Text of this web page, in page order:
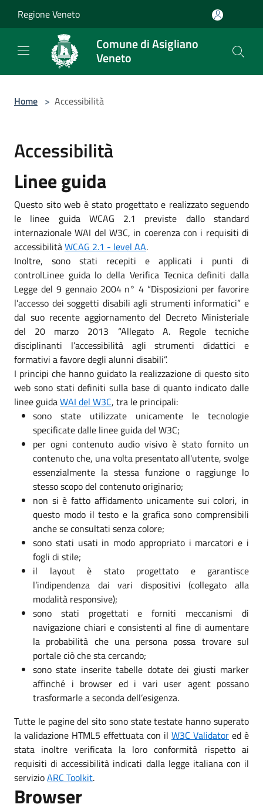
Regione Veneto
Comune di Asigliano
Veneto
Home > Accessibilità
Accessibilità
Linee guida
Questo sito web è stato progettato e realizzato seguendo
le linee guida WCAG 2.1 previste dallo standard
internazionale WAI del W3C, in coerenza con i requisiti di
accessibilitàWCAG 2.1 - level AA.
Inoltre, sono stati recepiti e applicati i punti di
controlLinee guida lo della Verifica Tecnica definiti dalla
Legge del 9 gennaio 2004 n° 4 “Disposizioni per favorire
l’accesso dei soggetti disabili agli strumenti informatici” e
dal suo recente aggiornamento del Decreto Ministeriale
del 20 marzo 2013 “Allegato A. Regole tecniche
disciplinanti l’accessibilità agli strumenti didattici e
formativi a favore degli alunni disabili”.
I principi che hanno guidato la realizzazione di questo sito
web sono stati definiti sulla base di quanto indicato dalle
linee guidaWAI del W3C, tra le principali:
sono state utilizzate unicamente le tecnologie
specificate dalle linee guida del W3C;
per ogni contenuto audio visivo è stato fornito un
contenuto che, una volta presentato all'utente, svolge
essenzialmente la stessa funzione o raggiunge lo
stesso scopo del contenuto originario;
non si è fatto affidamento unicamente sui colori, in
questo modo il testo e la grafica sono comprensibili
anche se consultati senza colore;
sono stati usati in modo appropriato i marcatori e i
fogli di stile;
il layout è stato progettato e garantisce
l’indipendenza dai vari dispositivi (collegato alla
modalità responsive);
sono stati progettati e forniti meccanismi di
navigazione chiari e consistenti al fine di aumentare
la probabilità che una persona possa trovare sul
portale ciò che sta cercando;
sono state inserite tabelle dotate dei giusti marker
affinché i browser ed i vari user agent possano
trasformarle a seconda dell’esigenza.
Tutte le pagine del sito sono state testate hanno superato
la validazione HTML5 effettuata con il W3C Validator ed è
stata inoltre verificata la loro conformità rispetto ai
requisiti di accessibilità indicati dalla legge italiana con il
servizioARC Toolkit.
Browser